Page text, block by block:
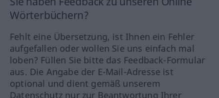
Wörterbüchern?
Fehlt eine Übersetzung, ist Ihnen ein Fehler
aufgefallen oder wollen Sie uns einfach mal
loben? Füllen Sie bitte das Feedback-Formular
aus. Die Angabe der E-Mail-Adresse ist
optional und dient gemäß unserem
Datenschutz nur zur Beantwortung Ihrer